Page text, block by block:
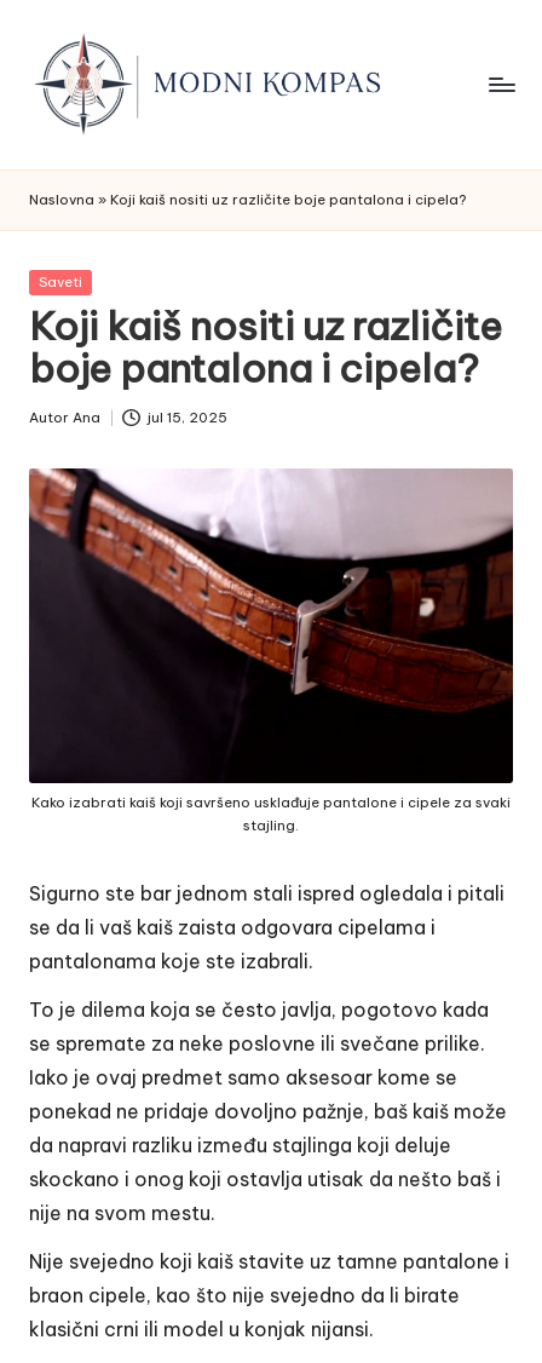
content
M
o
d
ni
K
o
m
p
a
s
za
stil,
i
svaku
priliku
Naslovna » Koji kaiš nositi uz različite boje pantalona i cipela?
Posted
Saveti
Koji kaiš nositi uz različite
boje pantalona i cipela?
Autor Ana jul 15, 2025
Kako izabrati kaiš koji savršeno usklađuje pantalone i cipele za svaki
stajling.
Sigurno ste bar jednom stali ispred ogledala i pitali
se da li vaš kaiš zaista odgovara cipelama i
pantalonama koje ste izabrali.
To je dilema koja se često javlja, pogotovo kada
se spremate za neke poslovne ili svečane prilike.
Iako je ovaj predmet samo aksesoar kome se
ponekad ne pridaje dovoljno pažnje, baš kaiš može
da napravi razliku između stajlinga koji deluje
skockano i onog koji ostavlja utisak da nešto baš i
nije na svom mestu.
Nije svejedno koji kaiš stavite uz tamne pantalone i
braon cipele, kao što nije svejedno da li birate
klasični crni ili model u konjak nijansi.